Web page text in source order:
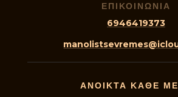
ΕΠΙΚΟΙΝΩΝΙΑ
6946419373
ΑΝΟΙΚΤΑ ΚΑΘΕ